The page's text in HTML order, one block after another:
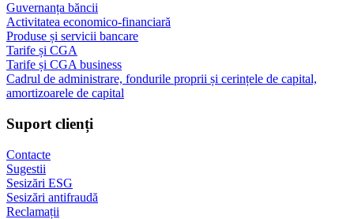
Guvernanța băncii
Activitatea economico-financiară
Produse și servicii bancare
Tarife și CGA
Tarife și CGA business
Cadrul de administrare, fondurile proprii și cerințele de capital,
amortizoarele de capital
Suport clienți
Contacte
Sugestii
Sesizări ESG
Sesizări antifraudă
Reclamații